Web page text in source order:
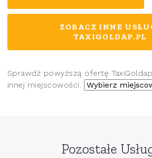
ZOBACZ INNE
TAXIGOLDAP.PL
Sprawdź powyższą ofertę
innej miejscowości.
Pozostałe